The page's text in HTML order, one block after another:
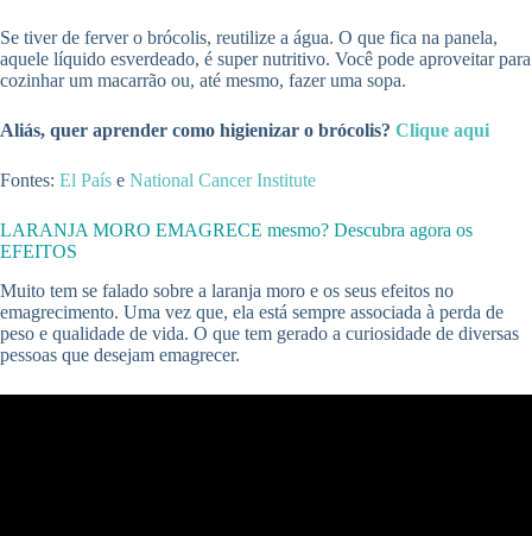
Se tiver de ferver o brócolis, reutilize a água. O que fica na panela,
aquele líquido esverdeado, é super nutritivo. Você pode aproveitar para
cozinhar um macarrão ou, até mesmo, fazer uma sopa.
Aliás, quer aprender como higienizar o brócolis? Clique aqui
Fontes: El País e National Cancer Institute
LARANJA MORO EMAGRECE mesmo? Descubra agora os
EFEITOS
Muito tem se falado sobre a laranja moro e os seus efeitos no
emagrecimento. Uma vez que, ela está sempre associada à perda de
peso e qualidade de vida. O que tem gerado a curiosidade de diversas
pessoas que desejam emagrecer.